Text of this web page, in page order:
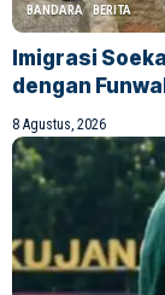
BANDARA BERITA
Imigrasi
dengan
8 Agustus, 2026